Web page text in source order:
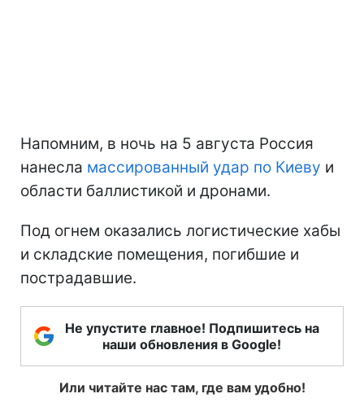
Напомним, в ночь на 5 августа Россия
нанесла массированный удар по Киеву и
области баллистикой и дронами.
Под огнем оказались логистические хабы
и складские помещения, погибшие и
пострадавшие.
Не упустите главное! Подпишитесь на
наши обновления в Google!
Или читайте нас там, где вам удобно!